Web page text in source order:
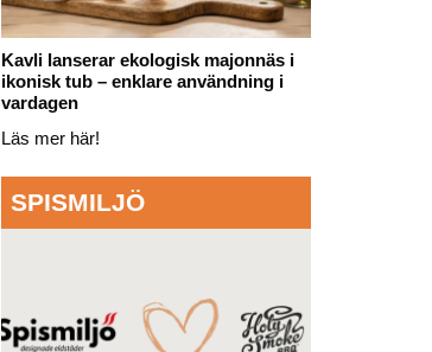
Kavli lanserar ekologisk majonnäs i
ikonisk tub – enklare användning i
vardagen
Läs mer här!
SPISMILJÖ